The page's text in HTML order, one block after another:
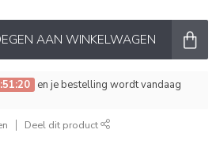
AAN WINKELWAGEN
en je bestelling wordt vandaag
Deel dit product